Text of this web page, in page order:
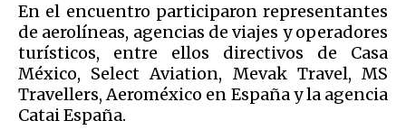
En el encuentro participaron representantes
de aerolíneas, agencias de viajes y operadores
turísticos, entre ellos directivos de Casa
México, Select Aviation, Mevak Travel, MS
Travellers, Aeroméxico en España y la agencia
Catai España.